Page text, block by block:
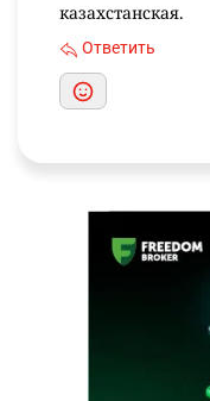
казахстанская.
Ответить